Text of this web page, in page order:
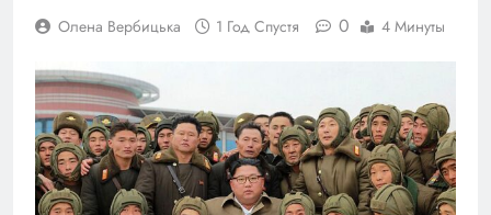
комфорту та стилю
Олена Вербицька 1 Год Спустя 0 4 Минуты